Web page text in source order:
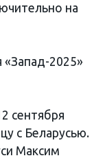
на
«Запад-2025»
сентября
с Беларусью.
Максим